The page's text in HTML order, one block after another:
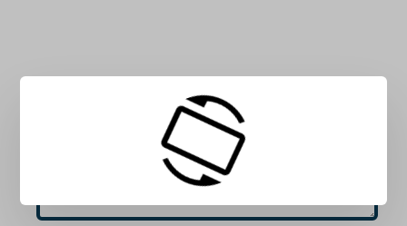
Type French - linux characters into the box: